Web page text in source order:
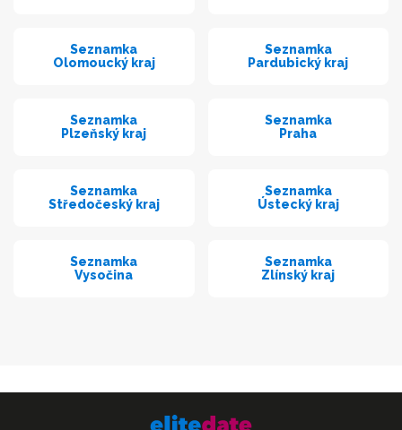
Seznamka
Olomoucký kraj
Seznamka
Pardubický kraj
Seznamka
Plzeňský kraj
Seznamka
Praha
Seznamka
Středočeský kraj
Seznamka
Ústecký kraj
Seznamka
Vysočina
Seznamka
Zlínský kraj